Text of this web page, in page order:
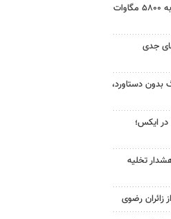
ظرفیت نیروگاه‌های تجدیدپذیر به ۵۸۰۰ مگاوات
جدی
بدون دستاورد،
در ایکس؛
تخلیه
زائران رضوی